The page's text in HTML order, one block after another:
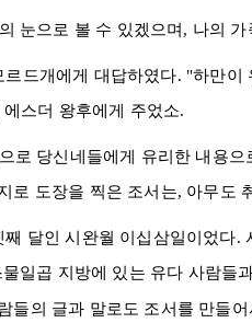
눈으로 볼 수 있겠으며, 나의
르드개에게 대답하였다. "하만이
에스더 왕후에게 주었소.
로 당신네들에게 유리한 내용
로 도장을 찍은 조서는, 아무도
째 달인시완월 이십삼일이었다.
일곱 지방에 있는 유다 사람들
들의 글과 말로도 조서를 만들어